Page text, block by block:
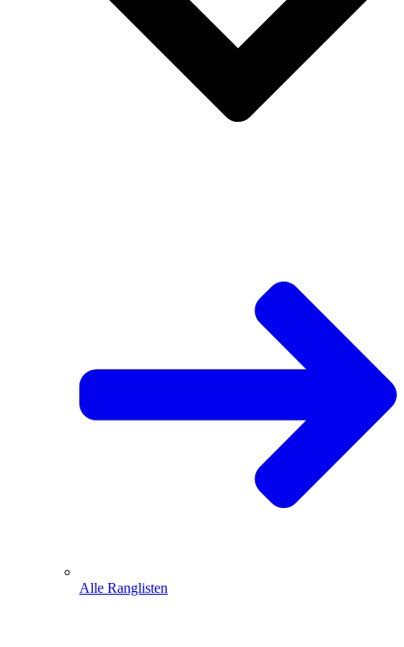
Alle Ranglisten